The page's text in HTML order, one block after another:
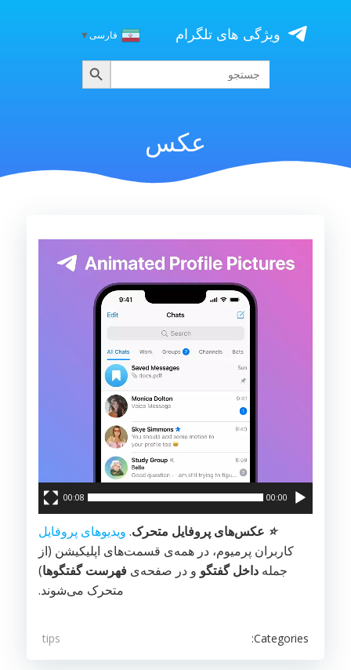
content
ویژگی های تلگرام فارسی▼
جستجو
برای:
جستجو
عکس
ویدیو
00:00
00:08
⭐️ عکس‌های پروفایل متحرک. ویدیوهای پروفایل
کاربران پرمیوم، در همه‌ی قسمت‌های اپلیکیشن (از
جمله داخل گفتگو و در صفحه‌ی فهرست گفتگوها)
متحرک می‌شوند.
Categories:
tips